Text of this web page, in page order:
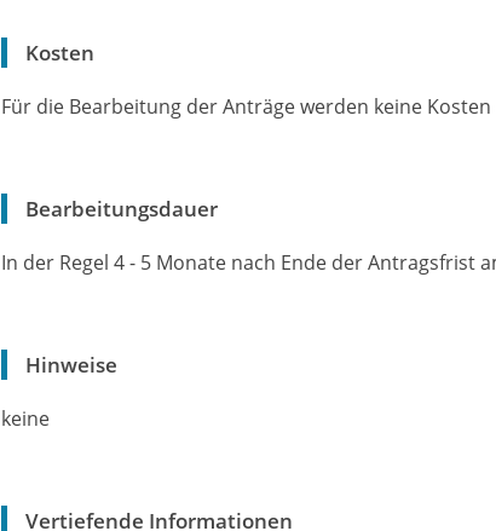
Kosten
Für die Bearbeitung der Anträge werden keine
Bearbeitungsdauer
In der Regel 4 - 5 Monate nach Ende der Antragsfrist
Hinweise
keine
Vertiefende Informationen